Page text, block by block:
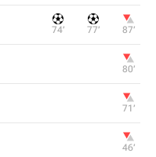
74‎’‎ 77‎’‎ 87‎’‎
80‎’‎
71‎’‎
46‎’‎